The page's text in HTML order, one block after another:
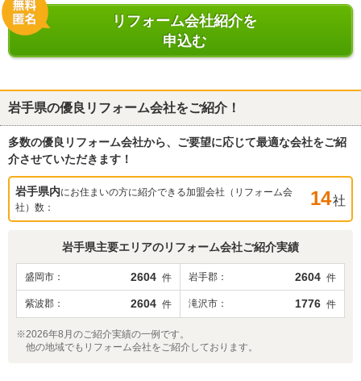
リフォーム会社紹介を
申込む
岩手県の優良リフォーム会社をご紹介！
多数の優良リフォーム会社から、ご要望に応じて最適な会社をご紹
介させていただきます！
岩手県内にお住まいの方に紹介できる加盟会社（リフォーム会
社）数：
14社
岩手県主要エリアのリフォーム会社ご紹介実績
盛岡市 2604 件 岩手郡 2604 件
紫波郡 2604 件 滝沢市 1776 件
※2026年8月のご紹介実績の一例です。
他の地域でもリフォーム会社をご紹介しております。